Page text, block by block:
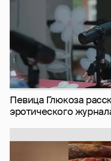
Певица Глюкоза
эротического